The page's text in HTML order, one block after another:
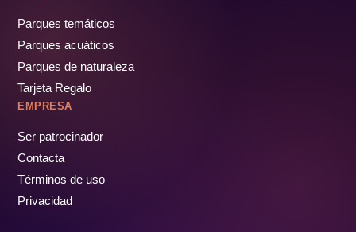
Parques temáticos
Parques acuáticos
Parques de naturaleza
Tarjeta Regalo
EMPRESA
Ser patrocinador
Contacta
Términos de uso
Privacidad